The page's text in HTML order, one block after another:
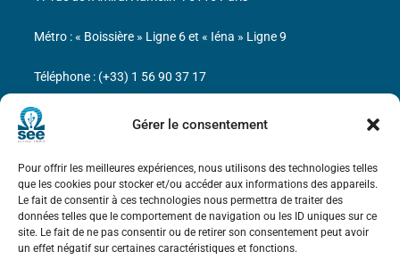
Gérer le consentement
Pour offrir les meilleures expériences, nous utilisons des technologies telles
que les cookies pour stocker et/ou accéder aux informations des appareils.
Le fait de consentir à ces technologies nous permettra de traiter des
données telles que le comportement de navigation ou les ID uniques sur ce
site. Le fait de ne pas consentir ou de retirer son consentement peut avoir
un effet négatif sur certaines caractéristiques et fonctions.
Bicentenaire des découvertes d’André-
Marie Ampère
Mentions légales
Métro : « Boissière » Ligne 6 et « Iéna » Ligne 9
Téléphone : (+33) 1 56 90 37 17
N° de SIREN : 785 393 232, Code APE : 9412Z TVA intra-
communautaire : FR44 785 393 232